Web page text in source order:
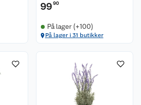
9990
På lager (+100)
På lager i 31 butikker